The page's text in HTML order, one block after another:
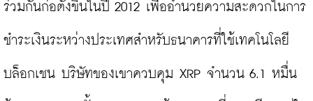
ร่วมกันก่อตั้งขึ้นในปี 2012 เพื่ออำนวยความสะดวกในการ
ชำระเงินระหว่างประเทศสำหรับธนาคารที่ใช้เทคโนโลยี
บล็อกเชน บริษัทของเขาควบคุม XRP จำนวน 6.1 หมื่น